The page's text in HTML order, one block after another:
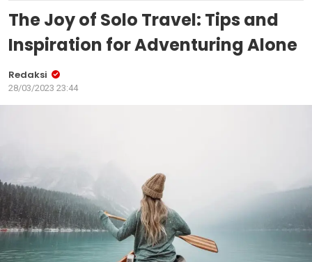
The Joy of Solo Travel: Tips and
Inspiration for Adventuring Alone
Redaksi
28/03/2023 23:44